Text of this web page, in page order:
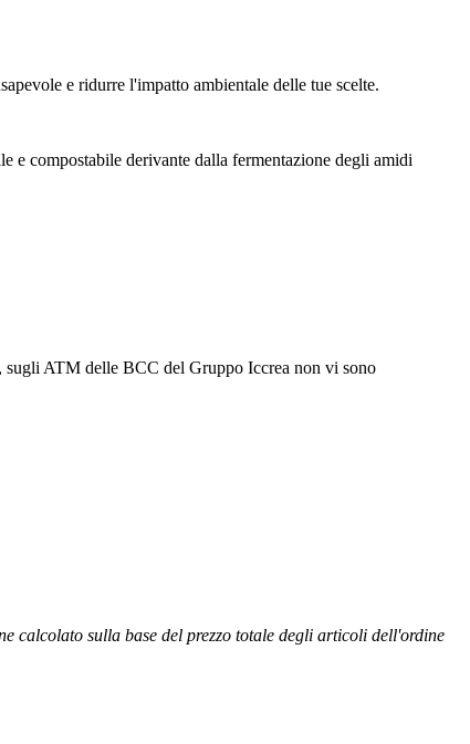
e ridurre l'impatto ambientale delle tue scelte.
e compostabile derivante dalla fermentazione degli amidi
sugli ATM delle BCC del Gruppo Iccrea non vi sono
calcolato sulla base del prezzo totale degli articoli dell'ordine